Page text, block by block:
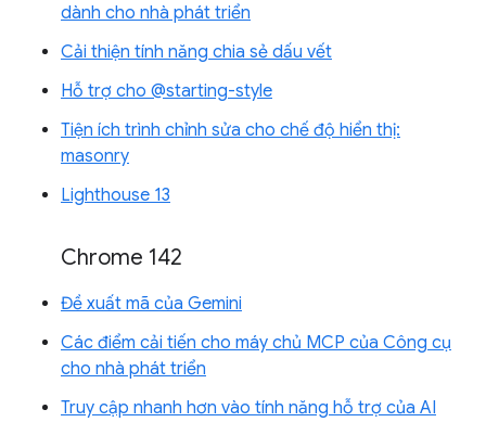
dành cho nhà phát triển
Cải thiện tính năng chia sẻ dấu vết
Hỗ trợ cho @starting-style
Tiện ích trình chỉnh sửa cho chế độ hiển thị:
masonry
Lighthouse 13
Chrome 142
Đề xuất mã của Gemini
Các điểm cải tiến cho máy chủ MCP của Công cụ
cho nhà phát triển
Truy cập nhanh hơn vào tính năng hỗ trợ của AI